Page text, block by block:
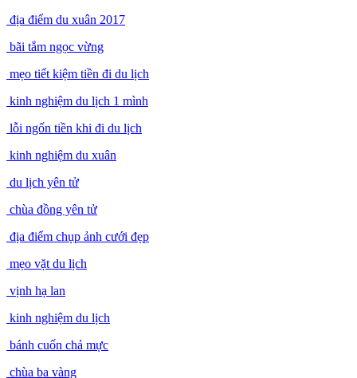
địa điểm du xuân 2017
bãi tắm ngọc vừng
mẹo tiết kiệm tiền đi du lịch
kinh nghiệm du lịch 1 mình
lỗi ngốn tiền khi đi du lịch
kinh nghiệm du xuân
du lịch yên tử
chùa đồng yên tử
địa điểm chụp ảnh cưới đẹp
mẹo vặt du lịch
vịnh hạ lan
kinh nghiệm du lịch
bánh cuốn chả mực
chùa ba vàng